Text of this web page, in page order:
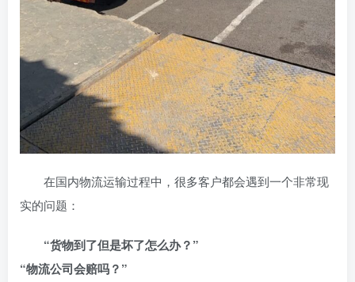
在国内物流运输过程中，很多客户都会遇到一个非常现
实的问题：
“货物到了但是坏了怎么办？”
“物流公司会赔吗？”